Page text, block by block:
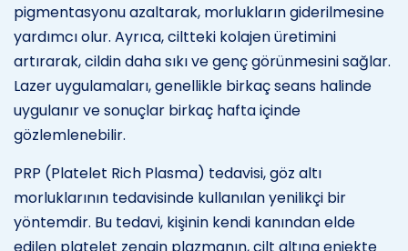
pigmentasyonu azaltarak, morlukların giderilmesine
yardımcı olur. Ayrıca, ciltteki kolajen üretimini
artırarak, cildin daha sıkı ve genç görünmesini sağlar.
Lazer uygulamaları, genellikle birkaç seans halinde
uygulanır ve sonuçlar birkaç hafta içinde
gözlemlenebilir.
PRP (Platelet Rich Plasma) tedavisi, göz altı
morluklarının tedavisinde kullanılan yenilikçi bir
yöntemdir. Bu tedavi, kişinin kendi kanından elde
edilen platelet zengin plazmanın, cilt altına enjekte